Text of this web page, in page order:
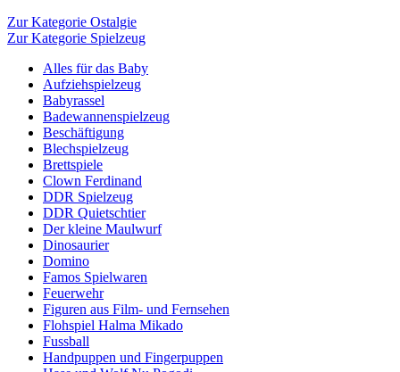
Zur Kategorie Ostalgie
Zur Kategorie Spielzeug
Alles für das Baby
Aufziehspielzeug
Babyrassel
Badewannenspielzeug
Beschäftigung
Blechspielzeug
Brettspiele
Clown Ferdinand
DDR Spielzeug
DDR Quietschtier
Der kleine Maulwurf
Dinosaurier
Domino
Famos Spielwaren
Feuerwehr
Figuren aus Film- und Fernsehen
Flohspiel Halma Mikado
Fussball
Handpuppen und Fingerpuppen